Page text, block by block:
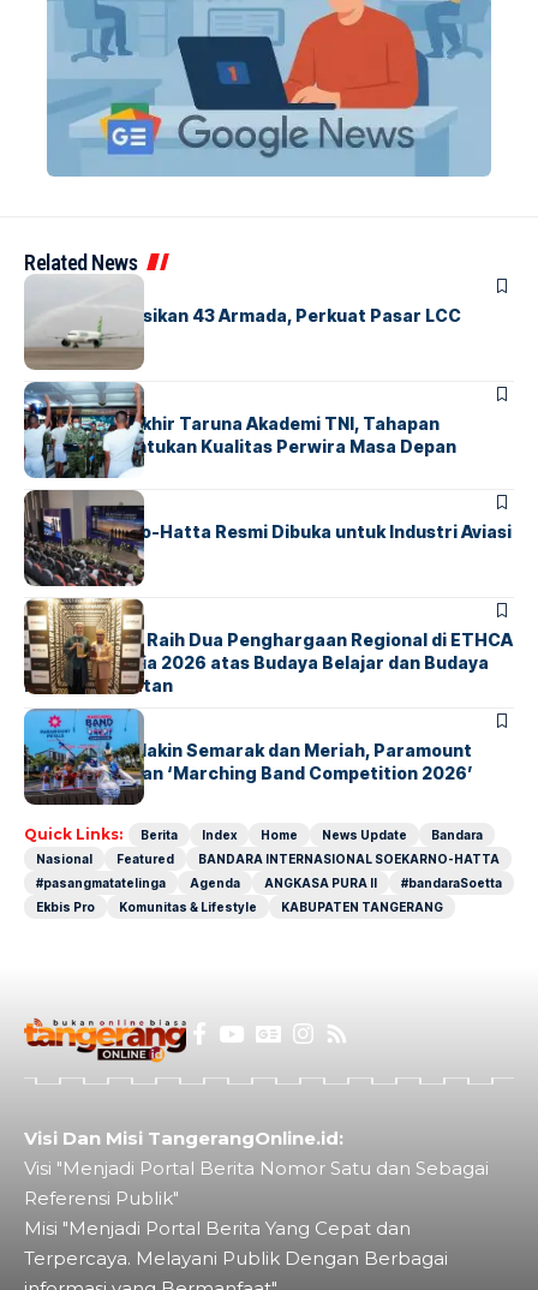
Related News
BANDARA
Citilink Operasikan 43 Armada, Perkuat Pasar LCC
Nasional
BERITA
Sidang Pantukhir Taruna Akademi TNI, Tahapan
Strategis Tentukan Kualitas Perwira Masa Depan
BANDARA BERITA
IALC Soekarno-Hatta Resmi Dibuka untuk Industri Aviasi
Dunia
BERITA
ParagonCorp Raih Dua Penghargaan Regional di ETHCA
Southeast Asia 2026 atas Budaya Belajar dan Budaya
Kebermanfaatan
BERITA INDEX
Akhir Pekan Makin Semarak dan Meriah, Paramount
Petals Hadirkan ‘Marching Band Competition 2026’
Quick Links: Berita Index Home News Update
Bandara
Nasional
Featured
BANDARA INTERNASIONAL SOEKARNO-HATTA
#pasangmatatelinga
Agenda ANGKASA PURA II
#bandaraSoetta
Ekbis Pro
Komunitas & Lifestyle KABUPATEN TANGERANG
Visi Dan Misi TangerangOnline.id:
Visi "Menjadi Portal Berita Nomor Satu dan Sebagai
Referensi Publik"
Misi "Menjadi Portal Berita Yang Cepat dan
Terpercaya. Melayani Publik Dengan Berbagai